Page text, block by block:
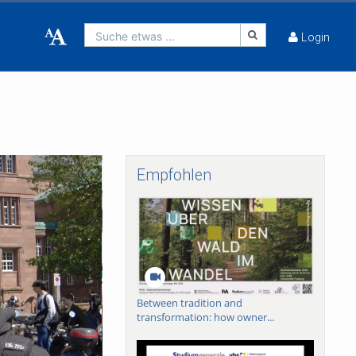
Suche etwas ... Login
Empfohlen
Between tradition and
transformation: how owner...